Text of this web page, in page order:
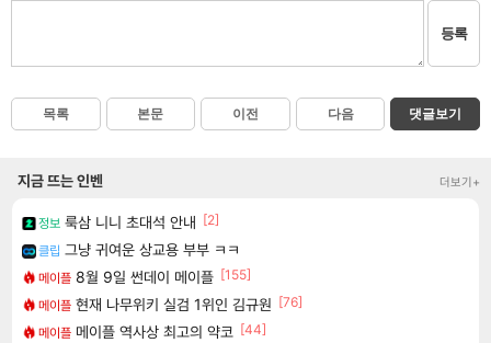
등록
목록 본문 이전 다음 댓글보기
지금 뜨는 인벤 더보기+
정보 룩삼 니니 초대석 안내 [2]
클립 그냥 귀여운 상교용 부부 ㅋㅋ
메이플 8월 9일 썬데이 메이플 [155]
메이플 현재 나무위키 실검 1위인 김규원 [76]
메이플 메이플 역사상 최고의 약코 [44]